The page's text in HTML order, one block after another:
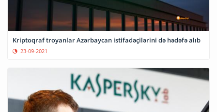
Kriptoqraf troyanlar Azərbaycan istifadəçilərini də hədəfə alıb
23-09-2021